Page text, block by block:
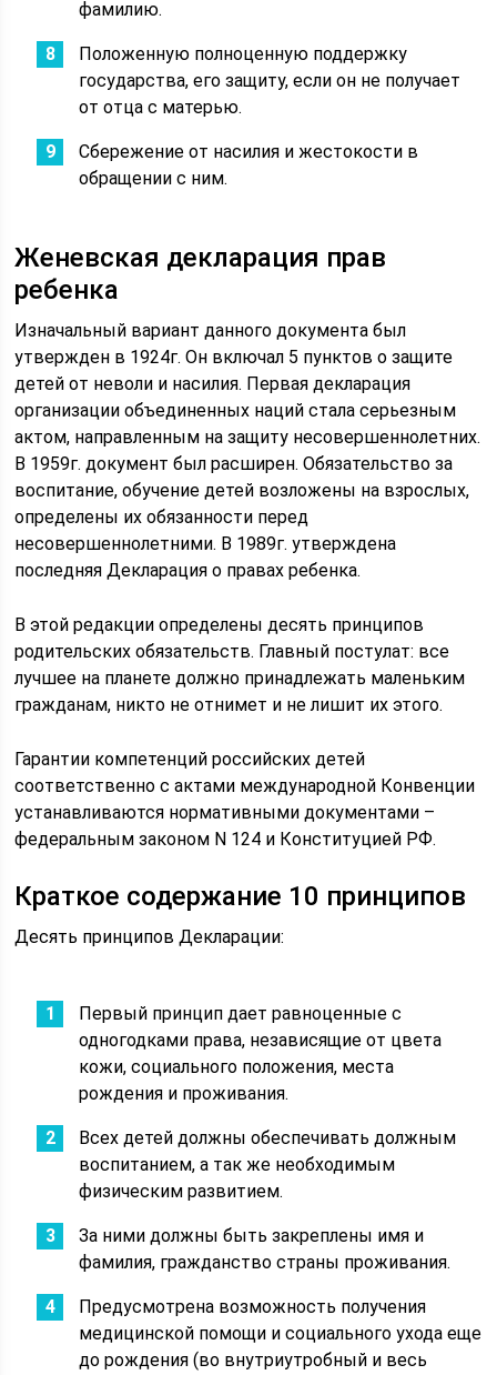
фамилию.
Положенную полноценную поддержку
государства, его защиту, если он не получает
от отца с матерью.
Сбережение от насилия и жестокости в
обращении с ним.
Женевская декларация прав
ребенка
Изначальный вариант данного документа был
утвержден в 1924г. Он включал 5 пунктов о защите
детей от неволи и насилия. Первая декларация
организации объединенных наций стала серьезным
актом, направленным на защиту несовершеннолетних.
В 1959г. документ был расширен. Обязательство за
воспитание, обучение детей возложены на взрослых,
определены их обязанности перед
несовершеннолетними. В 1989г. утверждена
последняя Декларация о правах ребенка.
В этой редакции определены десять принципов
родительских обязательств. Главный постулат: все
лучшее на планете должно принадлежать маленьким
гражданам, никто не отнимет и не лишит их этого.
Гарантии компетенций российских детей
соответственно с актами международной Конвенции
устанавливаются нормативными документами –
федеральным законом N 124 и Конституцией РФ.
Краткое содержание 10 принципов
Десять принципов Декларации:
Первый принцип дает равноценные с
одногодками права, независящие от цвета
кожи, социального положения, места
рождения и проживания.
Всех детей должны обеспечивать должным
воспитанием, а так же необходимым
физическим развитием.
За ними должны быть закреплены имя и
фамилия, гражданство страны проживания.
Предусмотрена возможность получения
медицинской помощи и социального ухода еще
до рождения (во внутриутробный и весь